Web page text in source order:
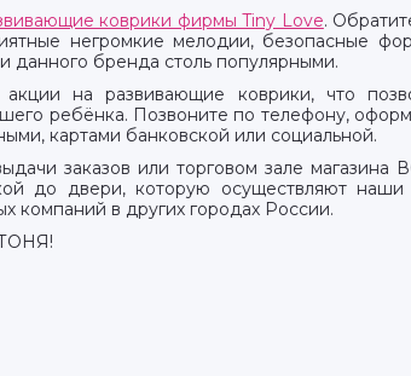
коврики фирмы Tiny Love.
негромкие мелодии, безопасные
данного бренда столь популярными.
на развивающие коврики, что
ребёнка. Позвоните по телефону,
картами банковской или социальной.
заказов или торговом зале
до двери, которую осуществляют
компаний в других городах России.